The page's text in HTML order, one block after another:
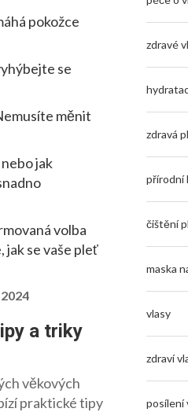
pokožce
se
měnit
jak
volba
jak se vaše pleť
a triky
věkových
praktické tipy
zdravé
zdravá
přírodní
čištění
maska
vlasy
zdraví
posílení